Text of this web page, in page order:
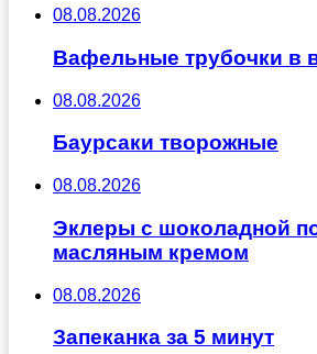
08.08.2026
Вафельные трубочки в
08.08.2026
Баурсаки творожные
08.08.2026
Эклеры с шоколадной
масляным кремом
08.08.2026
Запеканка за 5 минут